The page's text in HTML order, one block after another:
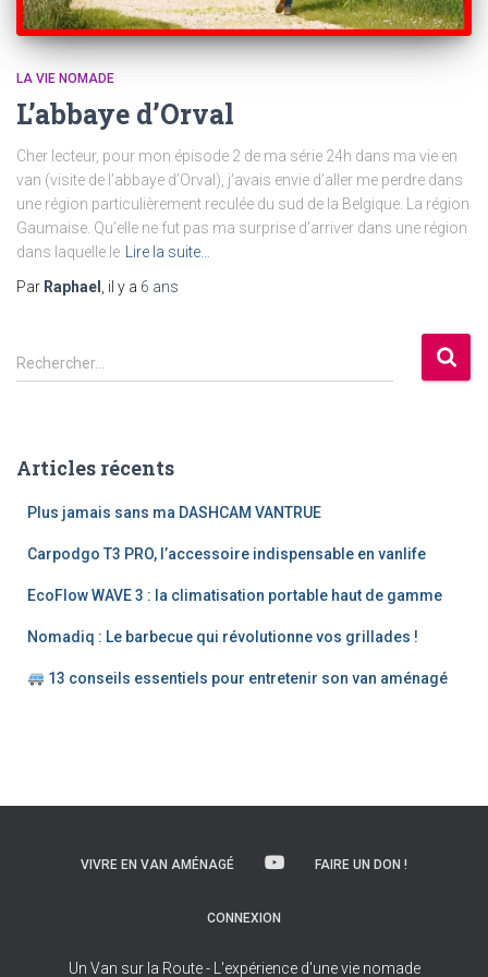
LA VIE NOMADE
L’abbaye d’Orval
Cher lecteur, pour mon épisode 2 de ma série 24h dans ma vie en
van (visite de l’abbaye d’Orval), j’avais envie d’aller me perdre dans
une région particulièrement reculée du sud de la Belgique. La région
Gaumaise. Qu’elle ne fut pas ma surprise d’arriver dans une région
dans laquelle le Lire la suite…
Par Raphael , il y a 6 ans
R
e
r
Rechercher…
Articles récents
Plus jamais sans ma DASHCAM VANTRUE
Carpodgo T3 PRO, l’accessoire indispensable en vanlife
EcoFlow WAVE 3 : la climatisation portable haut de gamme
Nomadiq : Le barbecue qui révolutionne vos grillades !
13 conseils essentiels pour entretenir son van aménagé
VIVRE EN VAN AMÉNAGÉ FAIRE UN DON !
CONNEXION
Un Van sur la Route - L'expérience d'une vie nomade